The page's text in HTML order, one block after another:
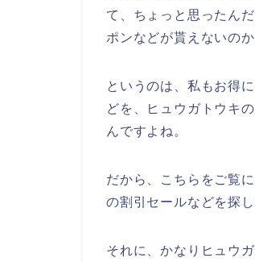
て、ちょっと思ったん
ポンなどが貰えないの
というのは、私もお得
どを、ヒュウガトウキ
んですよね。
だから、こちらをご覧
の割引セールなどを探
それに、かなりヒュウ